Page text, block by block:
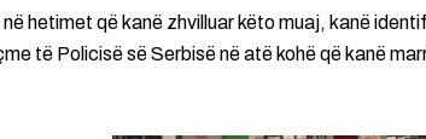
hetimet që kanë zhvilluar këto muaj, kanë
të Policisë së Serbisë në atë kohë që kanë